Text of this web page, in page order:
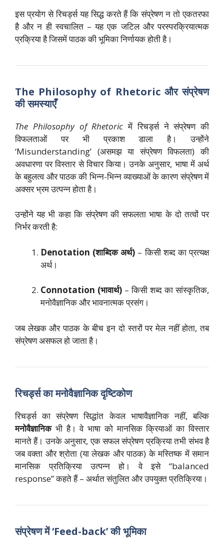
इस प्रयोग से रिचर्ड्स यह सिद्ध करते हैं कि संप्रेषण न तो एकतरफा
है और न ही स्वचालित – यह एक जटिल और परस्परक्रियात्मक
प्रक्रिया है जिसमें पाठक की भूमिका निर्णायक होती है।
The Philosophy of Rhetoric और संप्रेषण
की समस्याएँ
The Philosophy of Rhetoric में रिचर्ड्स ने संप्रेषण की
विफलताओं पर भी प्रकाश डाला है। उन्होंने
‘Misunderstanding’ (असमझ या संप्रेषण विफलता) की
अवधारणा पर विस्तार से विचार किया। उनके अनुसार, भाषा में अर्थ
के बहुलत्व और पाठक की भिन्न-भिन्न व्याख्याओं के कारण संप्रेषण में
अक्सर भ्रम उत्पन्न होता है।
उन्होंने यह भी कहा कि संप्रेषण की सफलता भाषा के दो तत्वों पर
निर्भर करती है:
Denotation (शाब्दिक अर्थ) – किसी शब्द का प्रत्यक्ष
अर्थ।
Connotation (भावार्थ) – किसी शब्द का सांस्कृतिक,
मनोवैज्ञानिक और भावनात्मक प्रसंग।
जब लेखक और पाठक के बीच इन दो स्तरों पर मेल नहीं होता, तब
संप्रेषण असफल हो जाता है।
रिचर्ड्स का मनोवैज्ञानिक दृष्टिकोण
रिचर्ड्स का संप्रेषण सिद्धांत केवल भाषावैज्ञानिक नहीं, बल्कि
मनोवैज्ञानिकभी है। वे भाषा को मानसिक क्रियाओं का विस्तार
मानते हैं। उनके अनुसार, एक सफल संप्रेषण प्रक्रिया तभी संभव है
जब वक्ता और श्रोता (या लेखक और पाठक) के मस्तिष्क में समान
मानसिक प्रतिक्रिया उत्पन्न हो। वे इसे “balanced
response” कहते हैं – अर्थात संतुलित और उपयुक्त प्रतिक्रिया।
संप्रेषण में ‘Feed-back’ की भूमिका